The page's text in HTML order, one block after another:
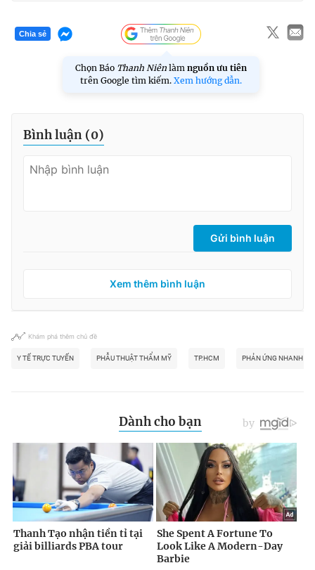
Chia sẻ
Chọn Báo Thanh Niên làm nguồn ưu tiên
trên Google tìm kiếm. Xem hướng dẫn.
Bình luận (0)
Gửi bình luận
Xem thêm bình luận
Khám phá thêm chủ đề
Y TẾ TRỰC TUYẾN PHẪU THUẬT THẨM MỸ TP.HCM PHẢN ỨNG NHANH